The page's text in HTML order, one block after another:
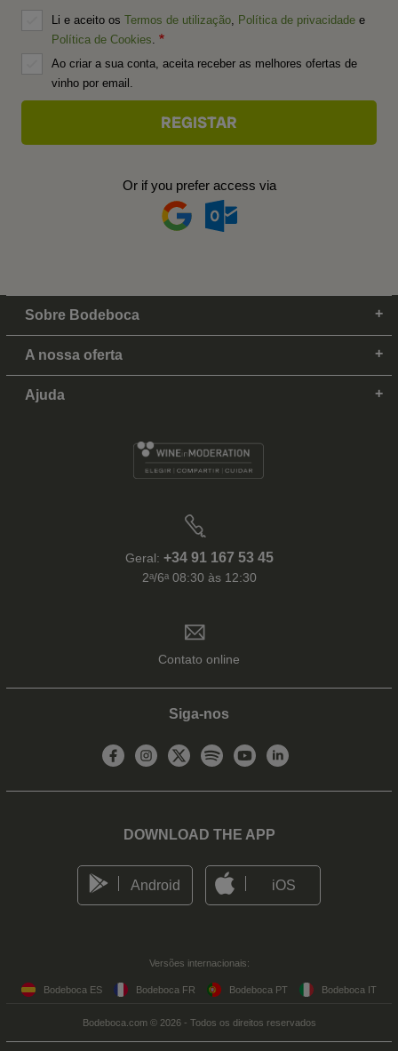
Li e aceito os Termos de utilização Política de privacidade e
Política de Cookies
Ao criar a sua conta, aceita receber as melhores ofertas de
vinho por email.
Or if you prefer access via
Sobre Bodeboca
A nossa oferta
Ajuda
Geral: +34 91 167 53 45
2ᵃ/6ᵃ 08:30 às 12:30
Contato online
Siga-nos
DOWNLOAD THE APP
Android iOS
Versões internacionais:
Bodeboca ES Bodeboca FR Bodeboca PT Bodeboca IT
Bodeboca.com © 2026 - Todos os direitos reservados